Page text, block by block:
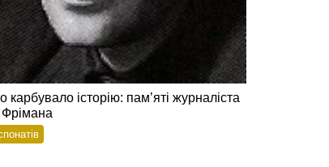
карбувало історію: пам’яті журналіста